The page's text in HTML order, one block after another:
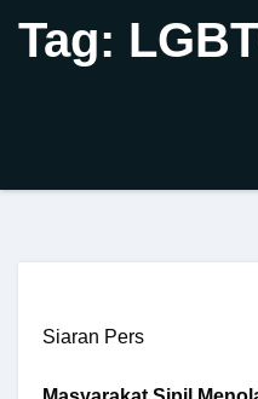
Tag:
Siaran Pers